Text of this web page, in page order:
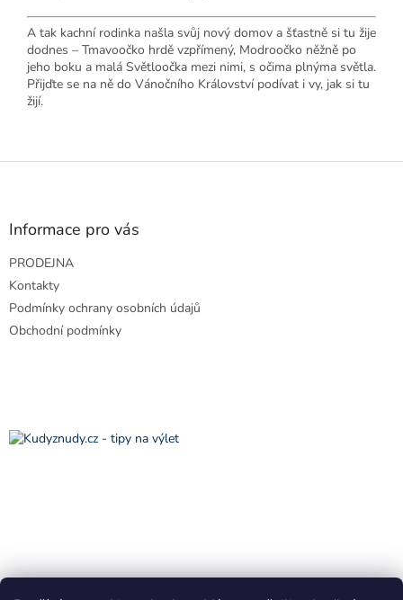
A tak kachní rodinka našla svůj nový domov a šťastně si tu žije
dodnes – Tmavoočko hrdě vzpřímený, Modroočko něžně po
jeho boku a malá Světloočka mezi nimi, s očima plnýma světla.
Přijďte se na ně do Vánočního Království podívat i vy, jak si tu
žijí.
Z
Informace pro vás
PRODEJNA
Kontakty
Podmínky ochrany osobních údajů
Obchodní podmínky